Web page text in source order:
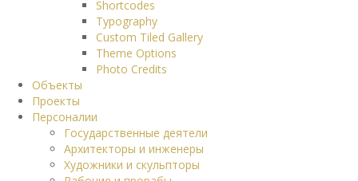
Shortcodes
Typography
Custom Tiled Gallery
Theme Options
Photo Credits
Объекты
Проекты
Персоналии
Государственные деятели
Архитекторы и инженеры
Художники и скульпторы